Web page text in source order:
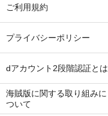
ご利用規約
プライバシーポリシー
dアカウント2段階認証とは
海賊版に関する取り組みに
ついて